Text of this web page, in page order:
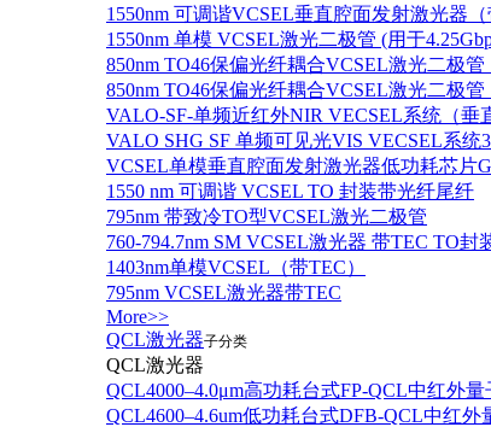
1550nm 可调谐VCSEL垂直腔面发射激光器（
1550nm 单模 VCSEL激光二极管 (用于
850nm TO46保偏光纤耦合VCSEL激光二极管
850nm TO46保偏光纤耦合VCSEL激光二极管
VALO-SF-单频近红外NIR VECSEL系统（垂
VALO SHG SF 单频可见光VIS VECSEL系统
VCSEL单模垂直腔面发射激光器低功耗芯片
1550 nm 可调谐 VCSEL TO 封装带光纤尾纤
795nm 带致冷TO型VCSEL激光二极管
760-794.7nm SM VCSEL激光器 带TEC TO封
1403nm单模VCSEL（带TEC）
795nm VCSEL激光器带TEC
More>>
QCL激光器子分类
QCL激光器
QCL4000–4.0μm高功耗台式FP-QCL中红外
QCL4600–4.6um低功耗台式DFB-QCL中红外